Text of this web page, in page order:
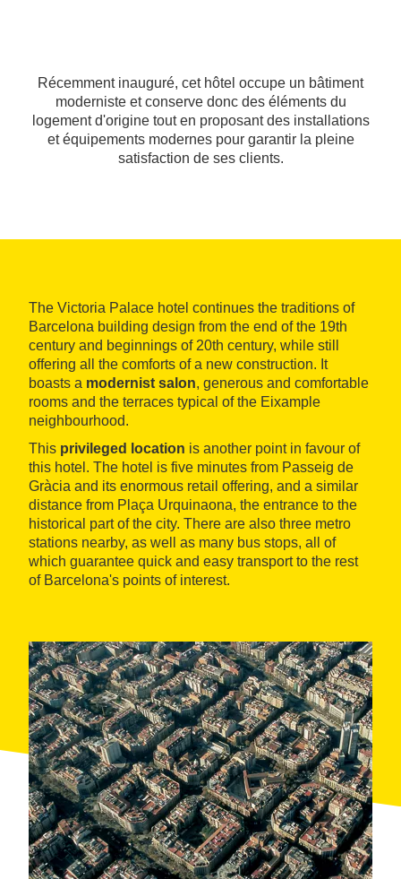
Récemment inauguré, cet hôtel occupe un bâtiment
moderniste et conserve donc des éléments du
logement d'origine tout en proposant des installations
et équipements modernes pour garantir la pleine
satisfaction de ses clients.
The Victoria Palace hotel continues the traditions of
Barcelona building design from the end of the 19th
century and beginnings of 20th century, while still
offering all the comforts of a new construction. It
boasts a modernist salon, generous and comfortable
rooms and the terraces typical of the Eixample
neighbourhood.
This privileged location is another point in favour of
this hotel. The hotel is five minutes from Passeig de
Gràcia and its enormous retail offering, and a similar
distance from Plaça Urquinaona, the entrance to the
historical part of the city. There are also three metro
stations nearby, as well as many bus stops, all of
which guarantee quick and easy transport to the rest
of Barcelona's points of interest.